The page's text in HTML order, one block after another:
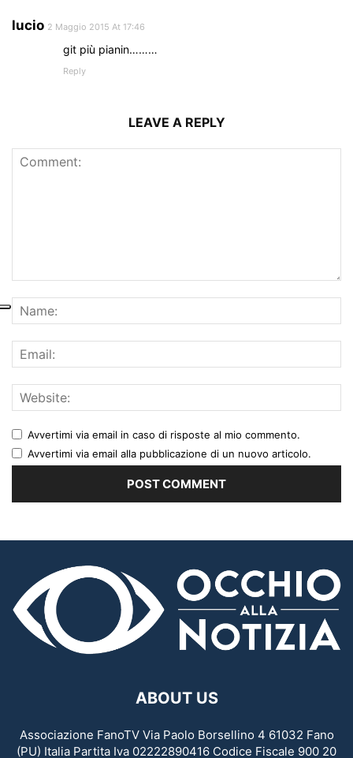
lucio 2 Maggio 2015 At 17:46
git più pianin………
Reply
LEAVE A REPLY
Avvertimi via email in caso di risposte al mio commento.
Avvertimi via email alla pubblicazione di un nuovo articolo.
ABOUT US
Associazione FanoTV Via Paolo Borsellino 4 61032 Fano
(PU) Italia Partita Iva 02222890416 Codice Fiscale 900 20